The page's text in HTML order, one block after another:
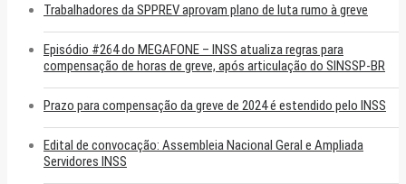
Trabalhadores da SPPREV aprovam plano de luta rumo à greve
Episódio #264 do MEGAFONE – INSS atualiza regras para
compensação de horas de greve, após articulação do SINSSP-BR
Prazo para compensação da greve de 2024 é estendido pelo INSS
Edital de convocação: Assembleia Nacional Geral e Ampliada
Servidores INSS